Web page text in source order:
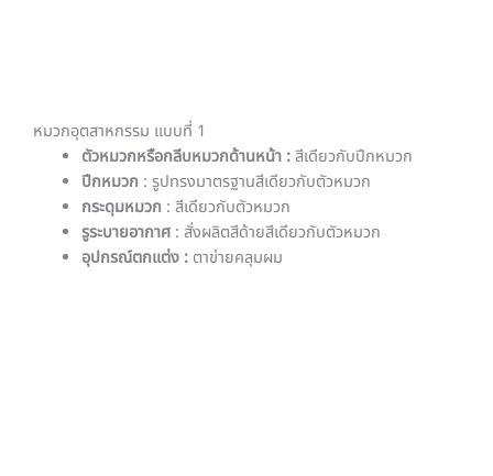
หมวกอุตสาหกรรม แบบที่ 1
ตัวหมวกหรือกลีบหมวกด้านหน้า :สีเดียวกับปีกหมวก
ปีกหมวก : รูปทรงมาตรฐานสีเดียวกับตัวหมวก
กระดุมหมวก : สีเดียวกับตัวหมวก
รูระบายอากาศ: สั่งผลิตสีด้ายสีเดียวกับตัวหมวก
อุปกรณ์ตกแต่ง : ตาข่ายคลุมผม